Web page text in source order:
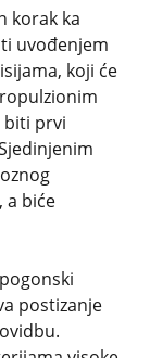
korak ka
uvođenjem
koji će
biti prvi
a biće
postizanje